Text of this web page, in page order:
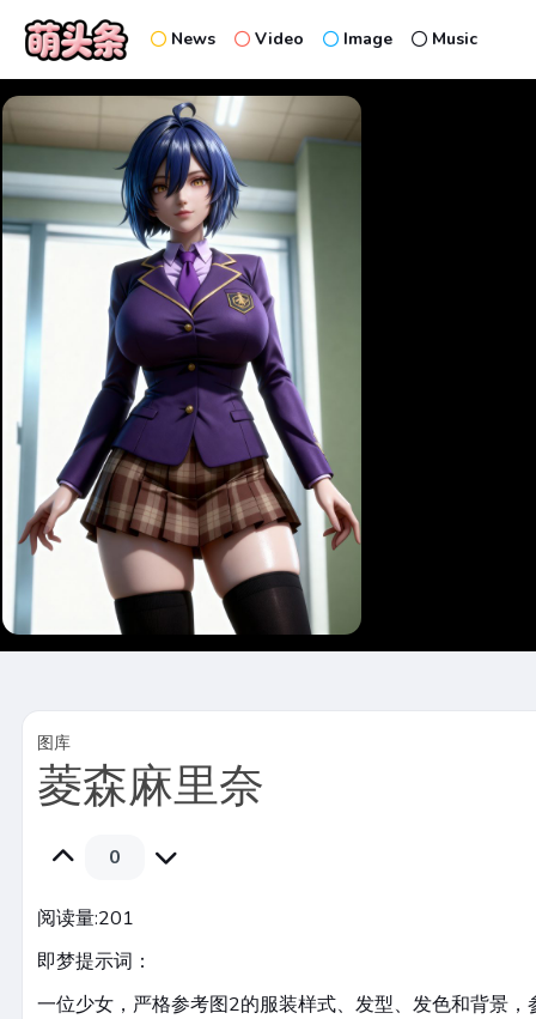
News Video Image Music
图库
菱森麻里奈
0
阅读量:201
即梦提示词：
一位少女，严格参考图2的服装样式、发型、发色和背景